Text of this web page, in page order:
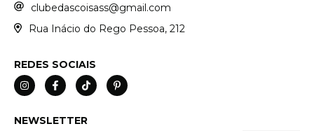
clubedascoisass@gmail.com
Rua Inácio do Rego Pessoa, 212
REDES SOCIAIS
NEWSLETTER